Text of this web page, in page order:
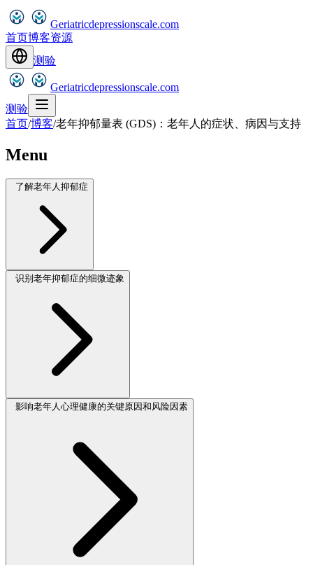
Geriatricdepressionscale.com
首页博客资源
测验
Geriatricdepressionscale.com
测验
首页/博客/老年抑郁量表 (GDS)：老年人的症状、病因与支持
Menu
了解老年人抑郁症
识别老年抑郁症的细微迹象
影响老年人心理健康的关键原因和风险因素